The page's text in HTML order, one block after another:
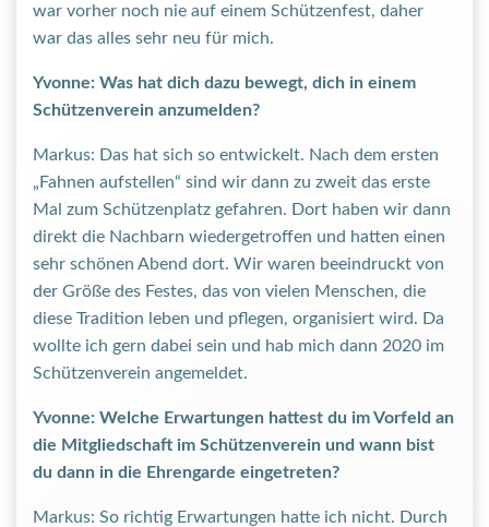
war vorher noch nie auf einem Schützenfest, daher
war das alles sehr neu für mich.
Yvonne: Was hat dich dazu bewegt, dich in einem
Schützenverein anzumelden?
Markus: Das hat sich so entwickelt. Nach dem ersten
„Fahnen aufstellen“ sind wir dann zu zweit das erste
Mal zum Schützenplatz gefahren. Dort haben wir dann
direkt die Nachbarn wiedergetroffen und hatten einen
sehr schönen Abend dort. Wir waren beeindruckt von
der Größe des Festes, das von vielen Menschen, die
diese Tradition leben und pflegen, organisiert wird. Da
wollte ich gern dabei sein und hab mich dann 2020 im
Schützenverein angemeldet.
Yvonne: Welche Erwartungen hattest du im Vorfeld an
die Mitgliedschaft im Schützenverein und wann bist
du dann in die Ehrengarde eingetreten?
Markus: So richtig Erwartungen hatte ich nicht. Durch